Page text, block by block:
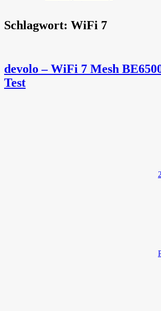
Schlagwort: WiFi 7
devolo – WiFi 7 Mesh
Test